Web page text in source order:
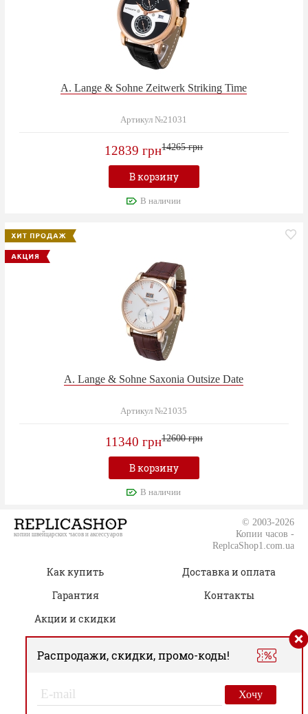
A. Lange & Sohne Zeitwerk Striking Time
Артикул №21031
12839 грн14265 грн
В корзину
В наличии
A. Lange & Sohne Saxonia Outsize Date
Артикул №21035
11340 грн12600 грн
В корзину
В наличии
копии швейцарских часов и аксессуаров
© 2003-2026
Копии часов -
ReplcaShop1.com.ua
Как купить
Доставка и оплата
Гарантия
Контакты
Акции и скидки
(050) 805-76-96
Вс. Только онлайн-заказы
Распродажи, скидки, промо-коды!
Хочу